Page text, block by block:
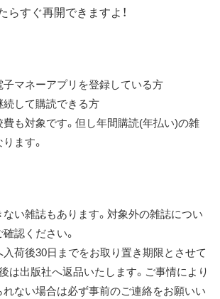
らすぐ再開できますよ！
マネーアプリを登録している方
して購読できる方
も対象です。但し年間購読(年払い)の雑
ます。
い雑誌もあります。対象外の雑誌につい
認ください。
荷後30日までをお取り置き期限とさせて
は出版社へ返品いたします。ご事情により
ない場合は必ず事前のご連絡をお願いい